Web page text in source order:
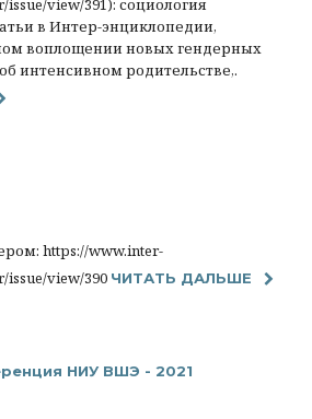
view/391): социология
в Интер-энциклопедии,
воплощении новых гендерных
интенсивном родительстве,.
https://www.inter-
view/390 ЧИТАТЬ ДАЛЬШЕ
НИУ ВШЭ - 2021